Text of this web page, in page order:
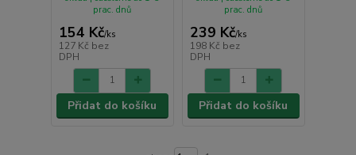
154 Kč/ks
127 Kč bez
DPH
prac. dnů
Přidat do košíku
239 Kč/ks
198 Kč bez
DPH
prac. dnů
Přidat do košíku